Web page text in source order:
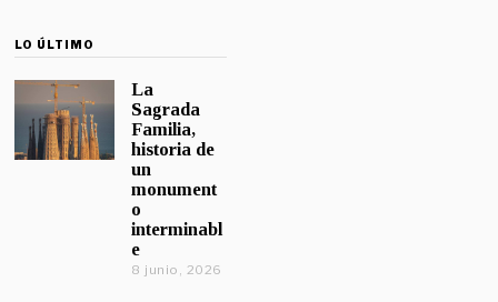
LO ÚLTIMO
La
Sagrada
Familia,
historia de
un
monument
o
interminabl
e
8 junio, 2026